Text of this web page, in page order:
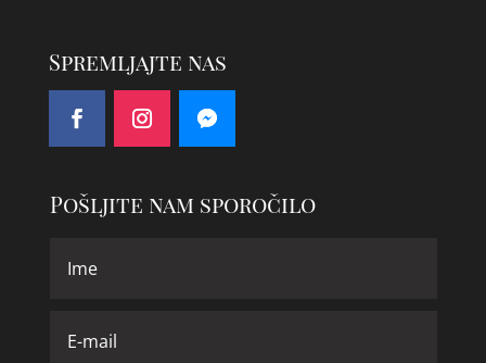
Spremljajte nas
Pošljite nam sporočilo